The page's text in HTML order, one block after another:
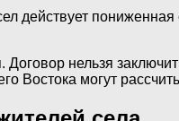
действует
нельзя
Востока могут